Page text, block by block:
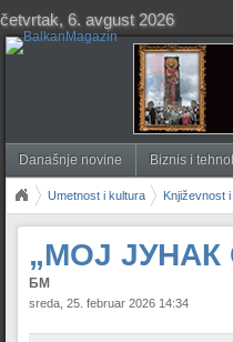
četvrtak, 6. avgust 2026
Današnje novine Biznis i
Umetnost i kultura Književnost
„МОЈ
БМ
sreda, 25. februar 2026 14:34